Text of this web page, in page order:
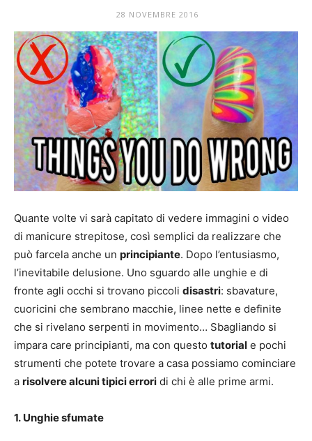
Mania
28 NOVEMBRE 2016
Quante volte vi sarà capitato di vedere immagini o video
di manicure strepitose, così semplici da realizzare che
può farcela anche un principiante. Dopo l’entusiasmo,
l’inevitabile delusione. Uno sguardo alle unghie e di
fronte agli occhi si trovano piccoli disastri: sbavature,
cuoricini che sembrano macchie, linee nette e definite
che si rivelano serpenti in movimento… Sbagliando si
impara care principianti, ma con questo tutorial e pochi
strumenti che potete trovare a casa possiamo cominciare
a risolvere alcuni tipici errori di chi è alle prime armi.
1. Unghie sfumate